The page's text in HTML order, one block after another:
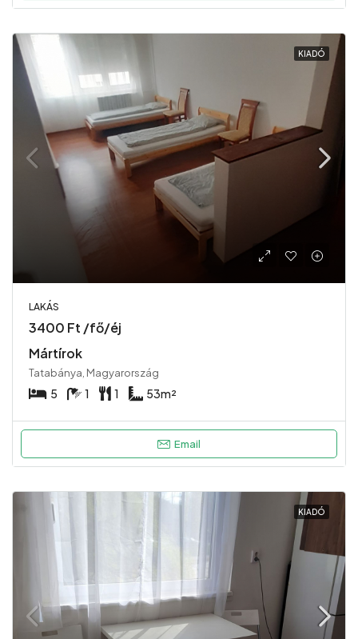
KIADÓ
LAKÁS
3400 Ft /fő/éj
Mártírok
Tatabánya, Magyarország
5 1 1 53m²
Email
KIADÓ